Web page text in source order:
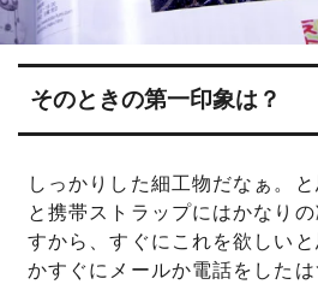
そのときの第一印象は？
しっかりした細工物だなぁ。
と携帯ストラップにはかなり
すから、すぐにこれを欲しい
かすぐにメールか電話をしたは